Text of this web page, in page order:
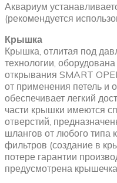
Аквариум
(рекомендуется
Крышка
Крышка, отлитая под
технологии,
открывания SMART
от применения петель и
обеспечивает легкий
части крышки имеются
отверстий,
шлангов от любого типа
фильтров (создание в
потере гарантии
предусмотрена